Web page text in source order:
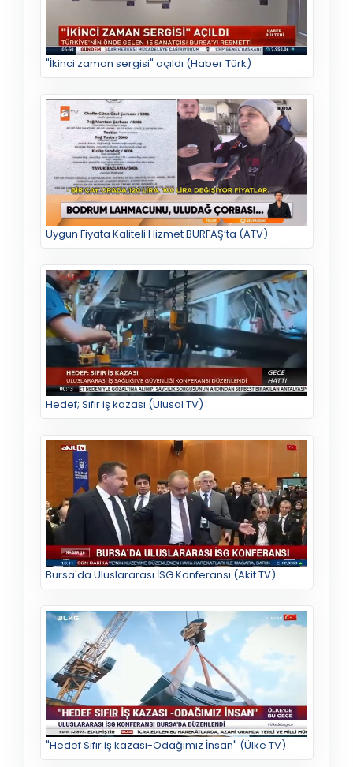
"İkinci zaman sergisi" açıldı (Haber Türk)
Uygun Fiyata Kaliteli Hizmet BURFAŞ’ta (ATV)
Hedef; Sıfır iş kazası (Ulusal TV)
Bursa'da Uluslararası İSG Konferansı (Akit TV)
"Hedef Sıfır iş kazası-Odağımız İnsan" (Ülke TV)